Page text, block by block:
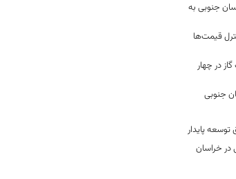
از خراسان جنوبی به
قیمت‌ها
مورد سرقت گاز در چهار
جنوبی
پایدار
خراسان